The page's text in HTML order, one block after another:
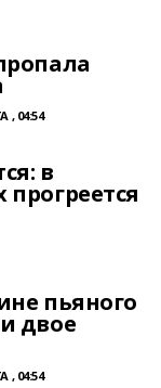
, 04:54
в
пьяного
двое
, 04:54